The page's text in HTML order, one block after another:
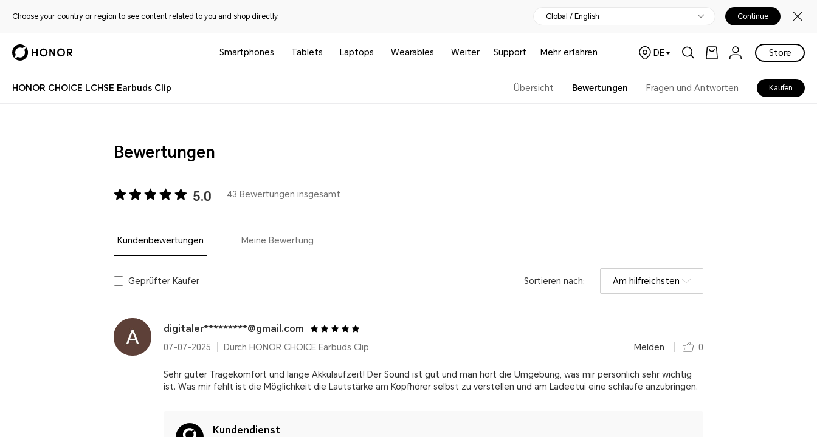
Choose your country or region to see content related to you and shop directly. Global / English Continue
Smartphones Tablets Laptops Wearables Weiter Support Mehr erfahren DE Store
HONOR CHOICE LCHSE Earbuds Clip Übersicht Bewertungen Fragen und Antworten Kaufen
Bewertungen
5.0 43 Bewertungen insgesamt
Kundenbewertungen Meine Bewertung
Geprüfter Käufer Sortieren nach: Am hilfreichsten
digitaler*********@gmail.com
07-07-2025 Durch HONOR CHOICE Earbuds Clip Melden 0
Sehr guter Tragekomfort und lange Akkulaufzeit! Der Sound ist gut und man hört die Umgebung, was mir persönlich sehr wichtig
ist. Was mir fehlt ist die Möglichkeit die Lautstärke am Kopfhörer selbst zu verstellen und am Ladeetui eine schlaufe anzubringen.
Kundendienst